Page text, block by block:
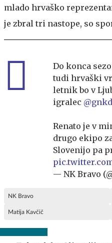
mlado hrvaško
je zbral tri nastope, so
Do konca
tudi hrvaški
letnik bo v
igralec
Renato je v
drugo ekipo
Slovenijo pa
— NK Bravo
NK Bravo
Matija Kavčič